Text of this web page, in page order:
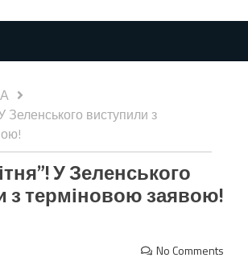
Зеленського виступили з
У Зеленського
з терміновою заявою!
No Comments